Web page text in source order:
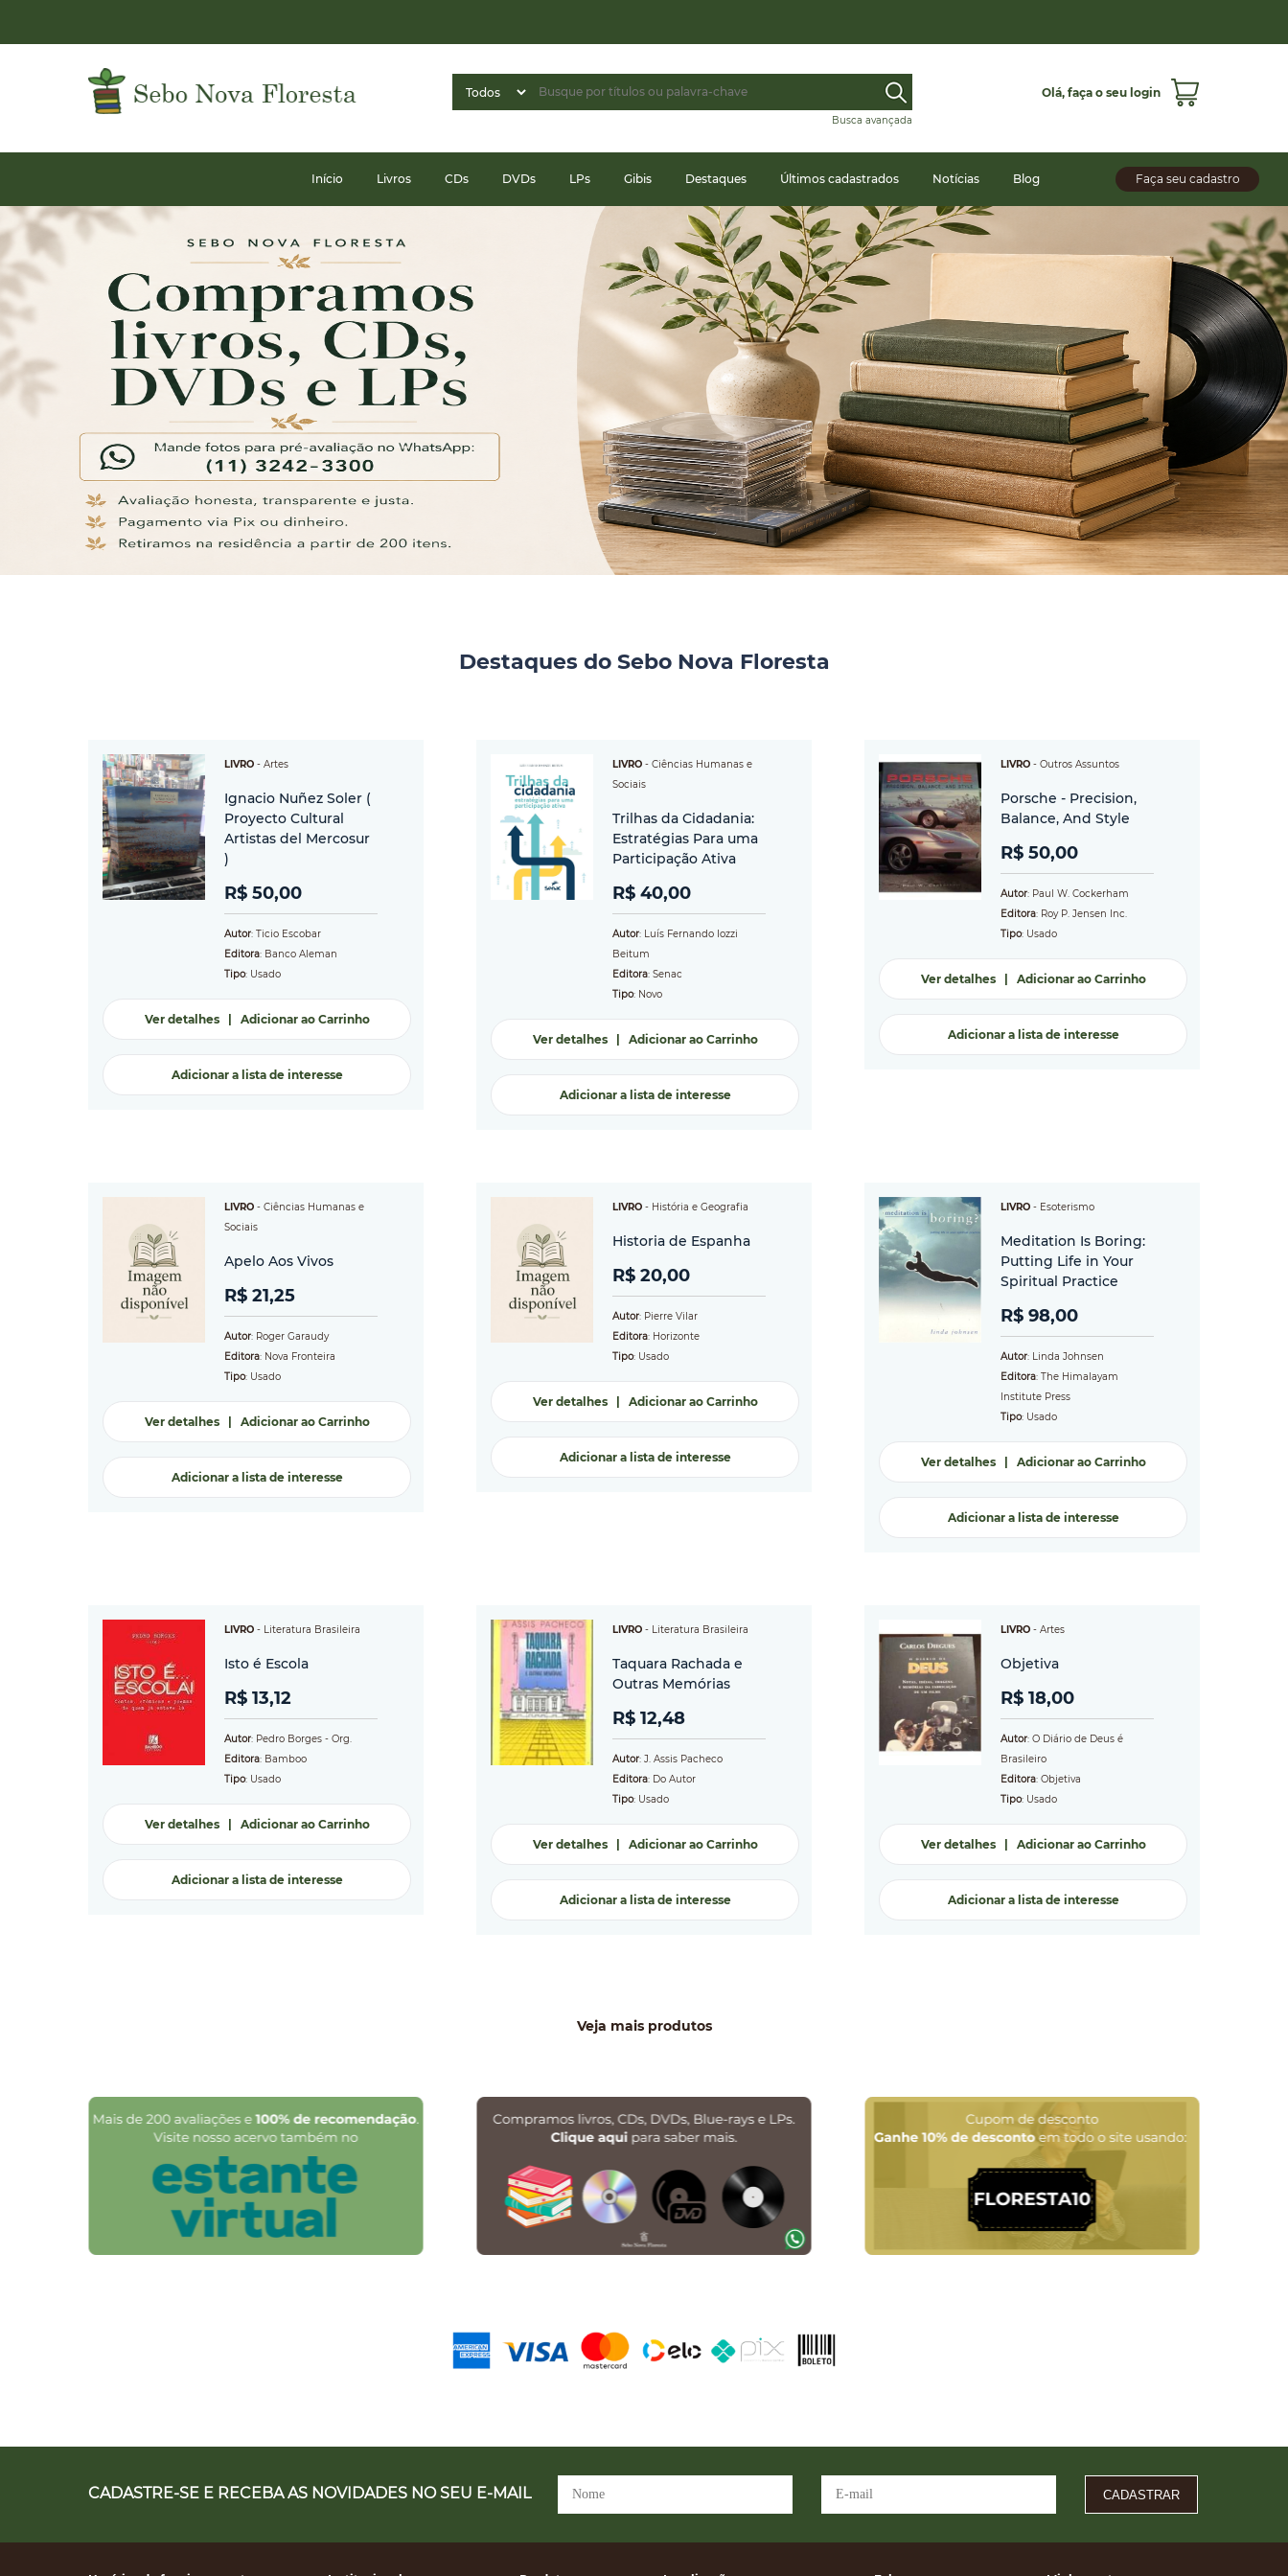
Busca avançada
Olá, faça o seu login
Faça seu cadastro
Início Livros CDs DVDs LPs Gibis Destaques Últimos cadastrados Notícias Blog
Destaques do Sebo Nova Floresta
LIVRO - Artes
Ignacio Nuñez Soler (
Proyecto Cultural
Artistas del Mercosur
)
R$ 50,00
Autor: Ticio Escobar
Editora: Banco Aleman
Tipo: Usado
Ver detalhes| Adicionar ao Carrinho
Adicionar a lista de interesse
LIVRO - Ciências Humanas e
Sociais
Trilhas da Cidadania:
Estratégias Para uma
Participação Ativa
R$ 40,00
Autor: Luís Fernando Iozzi
Beitum
Editora: Senac
Tipo: Novo
Ver detalhes| Adicionar ao Carrinho
Adicionar a lista de interesse
LIVRO - Outros Assuntos
Porsche - Precision,
Balance, And Style
R$ 50,00
Autor: Paul W. Cockerham
Editora: Roy P. Jensen Inc.
Tipo: Usado
Ver detalhes| Adicionar ao Carrinho
Adicionar a lista de interesse
LIVRO - Ciências Humanas e
Sociais
Apelo Aos Vivos
R$ 21,25
Autor: Roger Garaudy
Editora: Nova Fronteira
Tipo: Usado
Ver detalhes| Adicionar ao Carrinho
Adicionar a lista de interesse
LIVRO - História e Geografia
Historia de Espanha
R$ 20,00
Autor: Pierre Vilar
Editora: Horizonte
Tipo: Usado
Ver detalhes| Adicionar ao Carrinho
Adicionar a lista de interesse
LIVRO - Esoterismo
Meditation Is Boring:
Putting Life in Your
Spiritual Practice
R$ 98,00
Autor: Linda Johnsen
Editora: The Himalayam
Institute Press
Tipo: Usado
Ver detalhes| Adicionar ao Carrinho
Adicionar a lista de interesse
LIVRO - Literatura Brasileira
Isto é Escola
R$ 13,12
Autor: Pedro Borges - Org.
Editora: Bamboo
Tipo: Usado
Ver detalhes| Adicionar ao Carrinho
Adicionar a lista de interesse
LIVRO - Literatura Brasileira
Taquara Rachada e
Outras Memórias
R$ 12,48
Autor: J. Assis Pacheco
Editora: Do Autor
Tipo: Usado
Ver detalhes| Adicionar ao Carrinho
Adicionar a lista de interesse
LIVRO - Artes
Objetiva
R$ 18,00
Autor: O Diário de Deus é
Brasileiro
Editora: Objetiva
Tipo: Usado
Ver detalhes| Adicionar ao Carrinho
Adicionar a lista de interesse
Veja mais produtos
CADASTRE-SE E RECEBA AS NOVIDADES NO SEU E-MAIL CADASTRAR